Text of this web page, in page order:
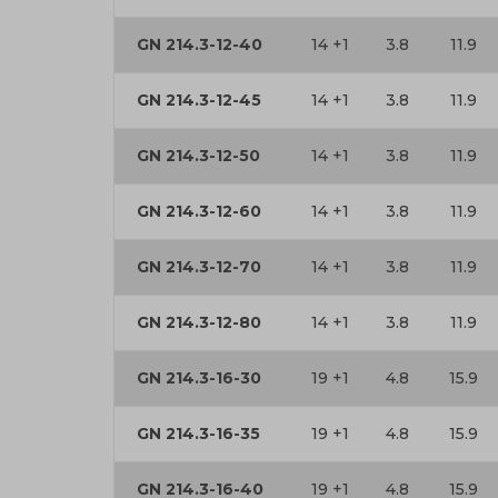
GN 214.3-12-40 14 +1 3.8 11.9
GN 214.3-12-45 14 +1 3.8 11.9
GN 214.3-12-50 14 +1 3.8 11.9
GN 214.3-12-60 14 +1 3.8 11.9
GN 214.3-12-70 14 +1 3.8 11.9
GN 214.3-12-80 14 +1 3.8 11.9
GN 214.3-16-30 19 +1 4.8 15.9
GN 214.3-16-35 19 +1 4.8 15.9
GN 214.3-16-40 19 +1 4.8 15.9